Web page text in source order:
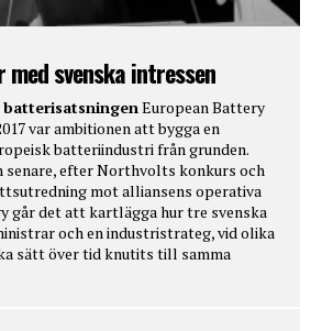
svenska intressen
batterisatsningenEuropean Battery
var ambitionen att bygga en
batteriindustri från grunden.
senare, efter Northvolts konkurs och
mot alliansens operativa
går det att kartlägga hur tre svenska
och en industristrateg, vid olika
sätt över tid knutits till samma